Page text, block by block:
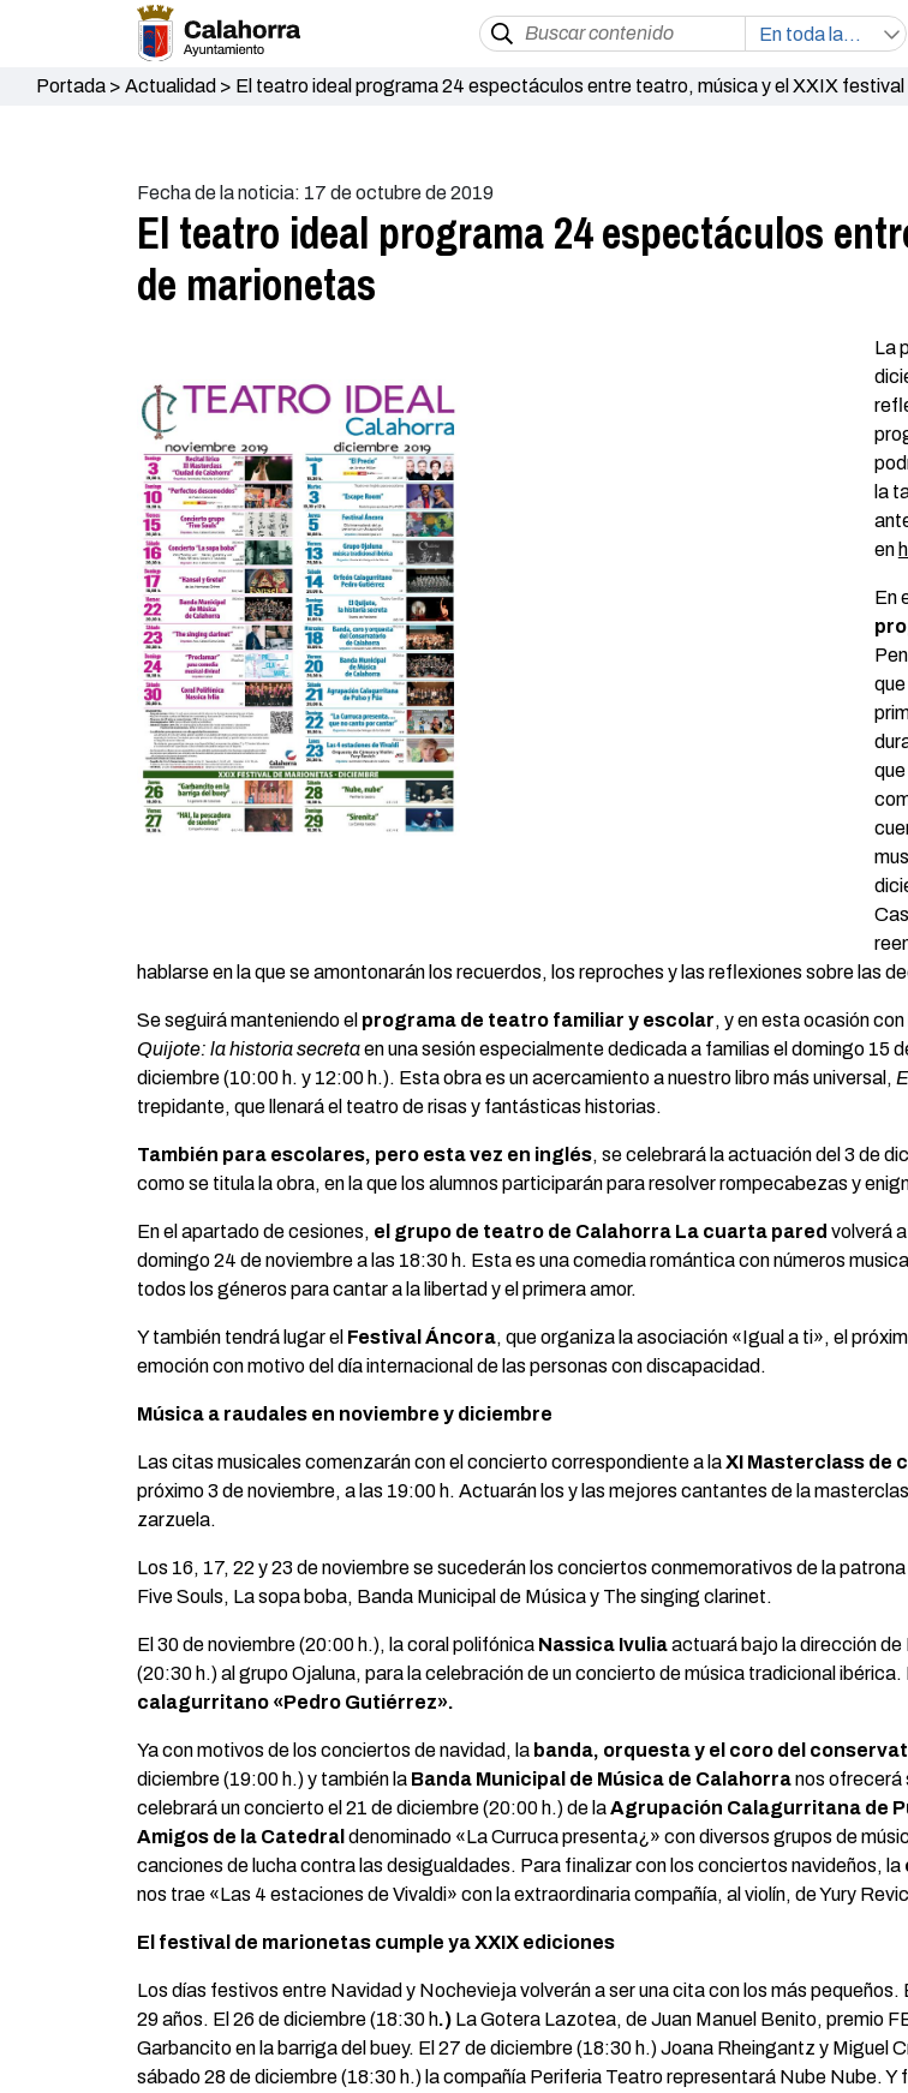
Portada> Actualidad > El teatro ideal programa 24 espectáculos entre teatro, música y el XXIX festival
Fecha de la noticia: 17 de octubre de 2019
El teatro ideal programa 24 espectáculos
de marionetas
La
la
en
En
hablarse en la que se amontonarán los recuerdos, los reproches y las reflexiones sobre las
Se seguirá manteniendo el programa de teatro familiar y escolar, y en esta ocasión
Quijote: la historia secretaen una sesión especialmente dedicada a familias el domingo 15
diciembre (10:00 h. y 12:00 h.). Esta obra es un acercamiento a nuestro libro más universal,
trepidante, que llenará el teatro de risas y fantásticas historias.
También para escolares, pero esta vez en inglés, se celebrará la actuación del 3 de
como se titula la obra, en la que los alumnos participarán para resolver rompecabezas y
En el apartado de cesiones, el grupo de teatro de Calahorra La cuarta pared volverá
domingo 24 de noviembre a las 18:30 h. Esta es una comedia romántica con números
todos los géneros para cantar a la libertad y el primera amor.
Y también tendrá lugar el Festival Áncora, que organiza la asociación «Igual a ti», el
emoción con motivo del día internacional de las personas con discapacidad.
Música a raudales en noviembre y diciembre
Las citas musicales comenzarán con el concierto correspondiente a laXI Masterclass de
próximo 3 de noviembre, a las 19:00 h. Actuarán los y las mejores cantantes de la
zarzuela.
Los 16, 17, 22 y 23 de noviembre se sucederán los conciertos conmemorativos de la
Five Souls, La sopa boba, Banda Municipal de Música y The singing clarinet.
El 30 de noviembre (20:00 h.), la coral polifónica Nassica Ivuliaactuará bajo la dirección de
(20:30 h.) al grupo Ojaluna, para la celebración de un concierto de música tradicional
calagurritano «Pedro Gutiérrez».
Ya con motivos de los conciertos de navidad, la banda, orquesta y el coro del
diciembre (19:00 h.) y también la Banda Municipal de Música de Calahorranos ofrecerá
celebrará un concierto el 21 de diciembre (20:00 h.) de laAgrupación Calagurritana de
Amigos de la Catedral denominado «La Curruca presenta¿» con diversos grupos de
canciones de lucha contra las desigualdades. Para finalizar con los conciertos navideños, la
nos trae «Las 4 estaciones de Vivaldi» con la extraordinaria compañía, al violín, de Yury
El festival de marionetas cumple ya XXIX ediciones
Los días festivos entre Navidad y Nochevieja volverán a ser una cita con los más pequeños.
29 años. El 26 de diciembre (18:30 h.) La Gotera Lazotea, de Juan Manuel Benito, premio
Garbancito en la barriga del buey. El 27 de diciembre (18:30 h.) Joana Rheingantz y Miguel
sábado 28 de diciembre (18:30 h.) la compañía Periferia Teatro representará Nube Nube.